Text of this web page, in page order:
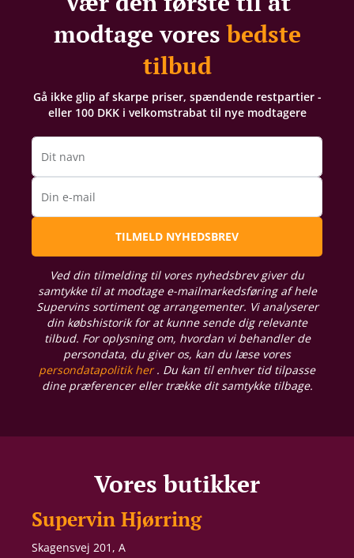
modtage voresbedste
tilbud
Gå ikke glip af skarpe priser, spændende restpartier -
eller 100 DKK i velkomstrabat til nye modtagere
Dit navn
Din e-mail
TILMELD NYHEDSBREV
Ved din tilmelding til vores nyhedsbrev giver du
samtykke til at modtage e-mailmarkedsføring af hele
Supervins sortiment og arrangementer. Vi analyserer
din købshistorik for at kunne sende dig relevante
tilbud. For oplysning om, hvordan vi behandler de
persondata, du giver os, kan du læse vores
persondatapolitik her. Du kan til enhver tid tilpasse
dine præferencer eller trække dit samtykke tilbage.
Vores butikker
Supervin Hjørring
Skagensvej 201, A